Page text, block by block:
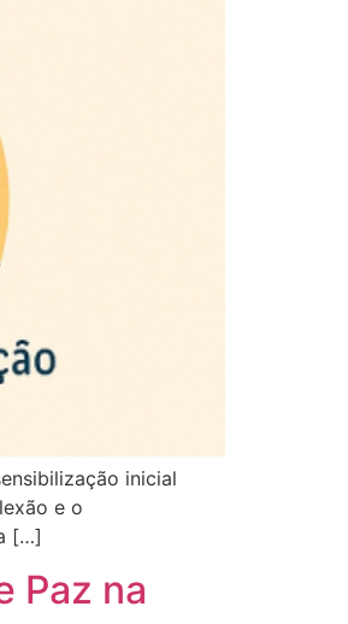
inicial
e o
[…]
Paz na